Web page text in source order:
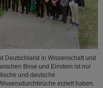
Deutschland in Wissenschaft und
Bose und Einstein ist nur
und deutsche
erzielt haben.